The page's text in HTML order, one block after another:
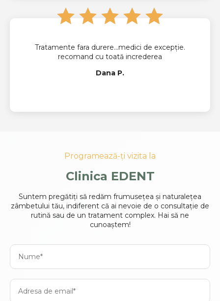
Tratamente fara durere…medici de excepție.
recomand cu toată increderea
Dana P.
Programează-ți vizita la
Clinica EDENT
Suntem pregătiți să redăm frumusețea și naturalețea
zâmbetului tău, indiferent că ai nevoie de o consultație de
rutină sau de un tratament complex. Hai să ne
cunoaștem!